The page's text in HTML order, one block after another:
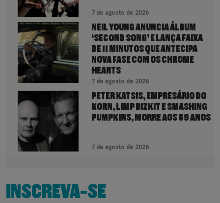
7 de agosto de 2026
NEIL YOUNG ANUNCIA ÁLBUM
‘SECOND SONG’ E LANÇA FAIXA
DE 11 MINUTOS QUE ANTECIPA
NOVA FASE COM OS CHROME
HEARTS
7 de agosto de 2026
PETER KATSIS, EMPRESÁRIO DO
KORN, LIMP BIZKIT E SMASHING
PUMPKINS, MORRE AOS 69 ANOS
7 de agosto de 2026
INSCREVA-SE